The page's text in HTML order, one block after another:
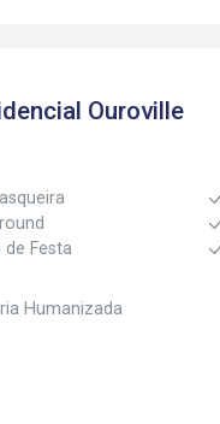
Ouroville
de Festa
Humanizada